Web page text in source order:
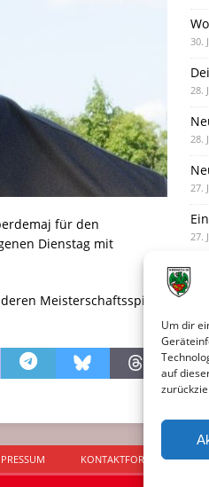
Um dir
auf
für den
Dienstag mit
Meisterschaftsspiele
30.
28.
28.
27.
27.
KONTAKTFORMULAR